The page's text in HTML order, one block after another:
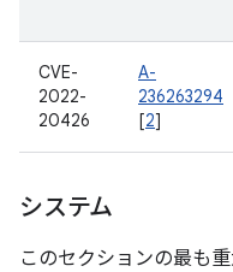
CVE-
2022-
20426
A-
236263294
[2]
システム
このセクションの最も